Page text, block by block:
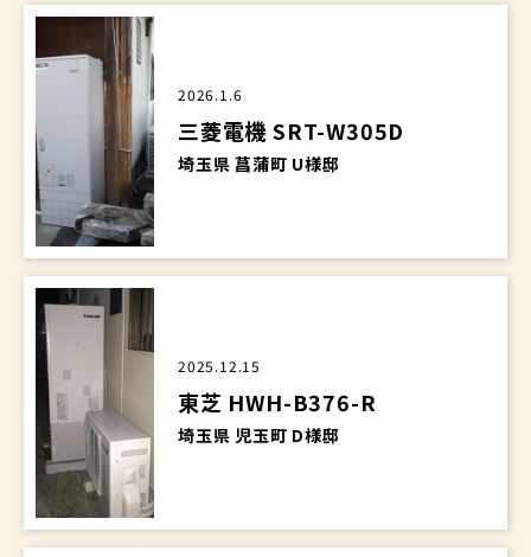
2026.1.6
三菱電機 SRT-W305D
埼玉県 菖蒲町 U様邸
2025.12.15
東芝 HWH-B376-R
埼玉県 児玉町 D様邸